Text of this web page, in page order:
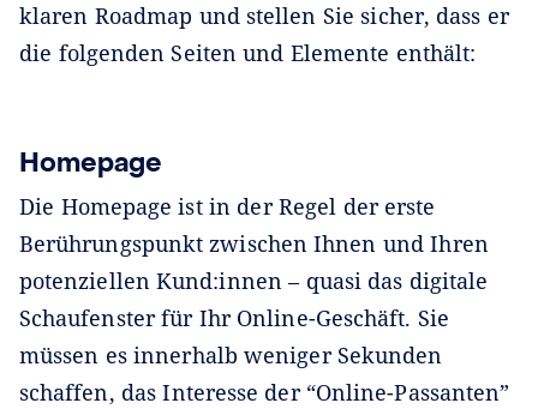
klaren Roadmap und stellen Sie sicher, dass er
die folgenden Seiten und Elemente enthält:
Homepage
Die Homepage ist in der Regel der erste
Berührungspunkt zwischen Ihnen und Ihren
potenziellen Kund:innen – quasi das digitale
Schaufenster für Ihr Online-Geschäft. Sie
müssen es innerhalb weniger Sekunden
schaffen, das Interesse der “Online-Passanten”